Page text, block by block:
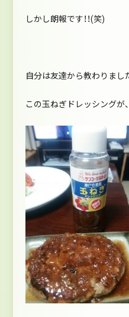
しかし朗報です！！(笑)
自分は友達から教わりまし
この玉ねぎドレッシングが